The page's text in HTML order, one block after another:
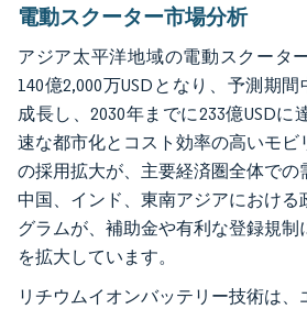
電動スクーター市場分析
アジア太平洋地域の電動スクータ
140億2,000万USDとなり、予測期間
成長し、2030年までに233億USDに
速な都市化とコスト効率の高いモビ
の採用拡大が、主要経済圏全体での
中国、インド、東南アジアにおける
グラムが、補助金や有利な登録規制
を拡大しています。
リチウムイオンバッテリー技術は、